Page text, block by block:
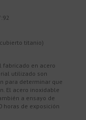
titanio)
fabricado en acero
utilizado son
para determinar que
El acero inoxidable
a ensayo de
horas de exposición